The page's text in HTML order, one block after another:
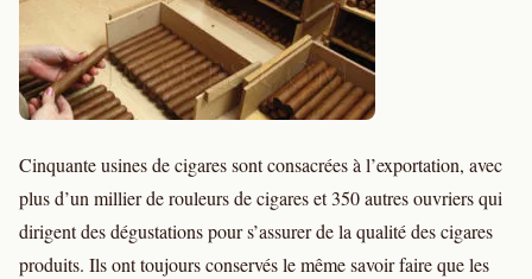
Cinquante usines de cigares sont consacrées à l’exportation, avec
plus d’un millier de rouleurs de cigares et 350 autres ouvriers qui
dirigent des dégustations pour s’assurer de la qualité des cigares
produits. Ils ont toujours conservés le même savoir faire que les